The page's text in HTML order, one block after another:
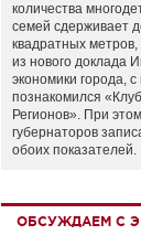
количества
семей сдерживает
квадратных метров,
из нового доклада
экономики города,
познакомился «Клуб
Регионов». При
губернаторов
обоих показателей.
ОБСУЖДАЕМ С